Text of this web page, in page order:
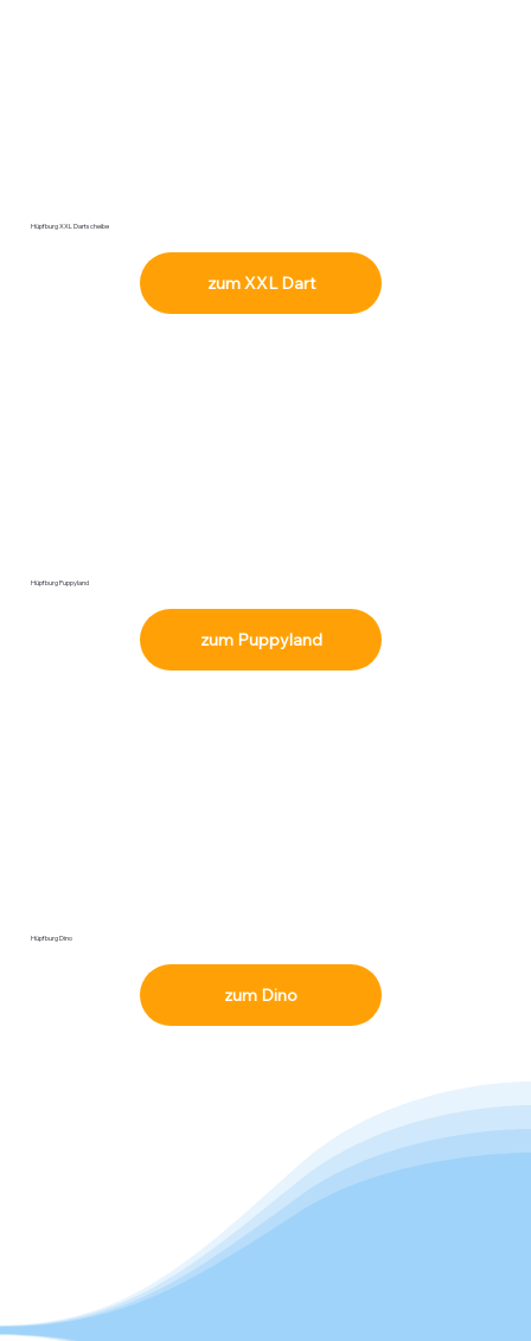
Hüpfburg XXL Dartscheibe
zum XXL Dart
Hüpfburg Puppyland
zum Puppyland
Hüpfburg Dino
zum Dino